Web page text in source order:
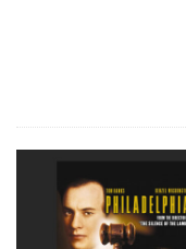
ケニヨン・ホプ